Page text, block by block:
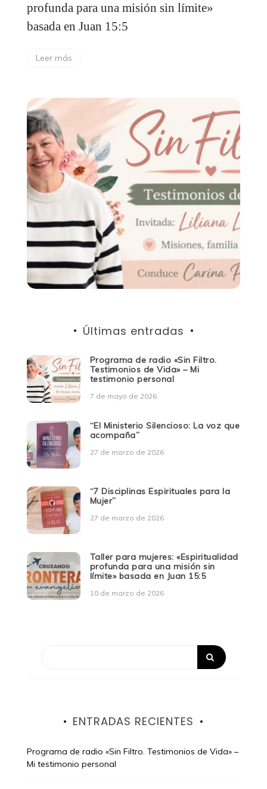
profunda para una misión sin límite»
basada en Juan 15:5
Leer más
Últimas entradas
Programa de radio «Sin Filtro.
Testimonios de Vida» – Mi
testimonio personal
7 de mayo de 2026
“El Ministerio Silencioso: La voz que
acompaña”
27 de marzo de 2026
“7 Disciplinas Espirituales para la
Mujer”
27 de marzo de 2026
Taller para mujeres: «Espiritualidad
profunda para una misión sin
límite» basada en Juan 15:5
10 de marzo de 2026
ENTRADAS RECIENTES
Programa de radio «Sin Filtro. Testimonios de Vida» –
Mi testimonio personal